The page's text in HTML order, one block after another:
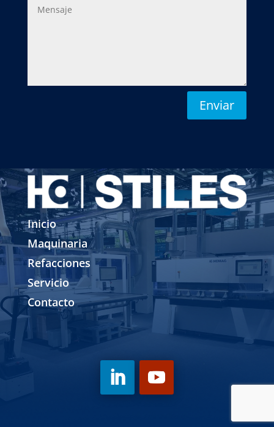
Enviar
Inicio
Maquinaria
Refacciones
Servicio
Contacto